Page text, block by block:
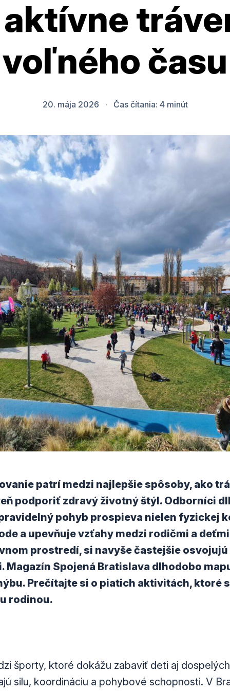
voľného času
20. mája 2026 · Čas čítania: 4 minút
patrí medzi najlepšie spôsoby, ako
podporiť zdravý životný štýl. Odborníci
pohyb prospieva nielen fyzickej
a upevňuje vzťahy medzi rodičmi a
prostredí, si navyše častejšie
Magazín Spojená Bratislava dlhodobo
Prečítajte si o piatich aktivitách, ktoré
rodinou.
športy, ktoré dokážu zabaviť deti aj
silu, koordináciu a pohybové schopnosti. V